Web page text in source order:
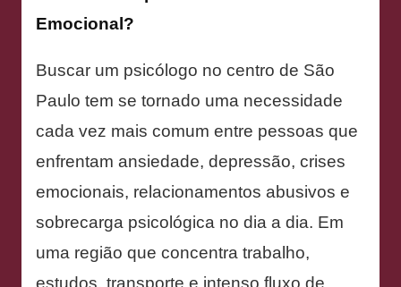
Emocional?
Buscar um psicólogo no centro de São
Paulo tem se tornado uma necessidade
cada vez mais comum entre pessoas que
enfrentam ansiedade, depressão, crises
emocionais, relacionamentos abusivos e
sobrecarga psicológica no dia a dia. Em
uma região que concentra trabalho,
estudos, transporte e intenso fluxo de